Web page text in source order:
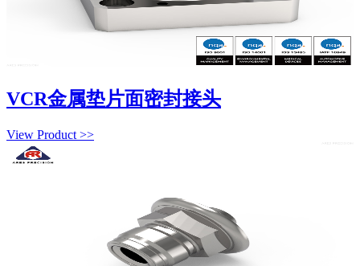
VCR金属垫片面密封接头
View Product >>